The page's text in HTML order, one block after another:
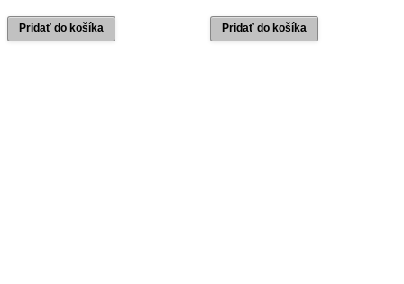
Pridať do košíka Pridať do košíka